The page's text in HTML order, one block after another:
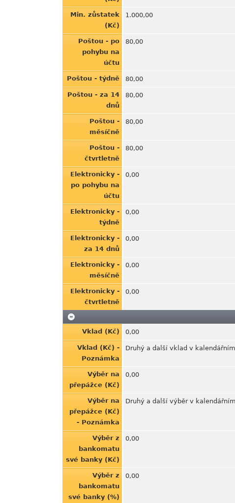
Min. zůstatek
(Kč)
1.000,00
Poštou - po
pohybu na
účtu
80,00
Poštou - týdně 80,00
Poštou - za 14
dnů
80,00
Poštou -
měsíčně
80,00
Poštou -
čtvrtletně
80,00
Elektronicky -
po pohybu na
účtu
0,00
Elektronicky -
týdně
0,00
Elektronicky -
za 14 dnů
0,00
Elektronicky -
měsíčně
0,00
Elektronicky -
čtvrtletně
0,00
Vklad (Kč) 0,00
Vklad (Kč) -
Poznámka
Druhý a další vklad v
Výběr na
přepážce (Kč)
0,00
Výběr na
přepážce (Kč)
- Poznámka
Druhý a další výběr v
Výběr z
bankomatu
své banky (Kč)
0,00
Výběr z
bankomatu
své banky (%)
0,00